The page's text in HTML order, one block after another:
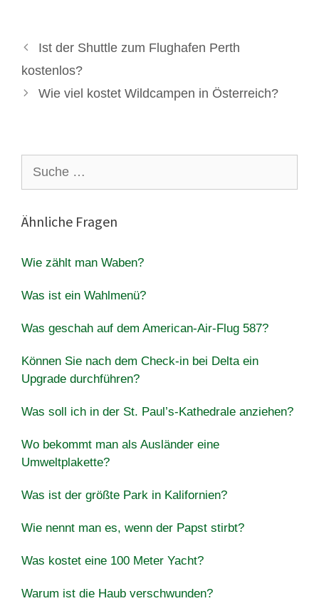
Ist der Shuttle zum Flughafen Perth
kostenlos?
Wie viel kostet Wildcampen in Österreich?
nach:
Ähnliche Fragen
Wie zählt man Waben?
Was ist ein Wahlmenü?
Was geschah auf dem American-Air-Flug 587?
Können Sie nach dem Check-in bei Delta ein
Upgrade durchführen?
Was soll ich in der St. Paul’s-Kathedrale anziehen?
Wo bekommt man als Ausländer eine
Umweltplakette?
Was ist der größte Park in Kalifornien?
Wie nennt man es, wenn der Papst stirbt?
Was kostet eine 100 Meter Yacht?
Warum ist die Haub verschwunden?